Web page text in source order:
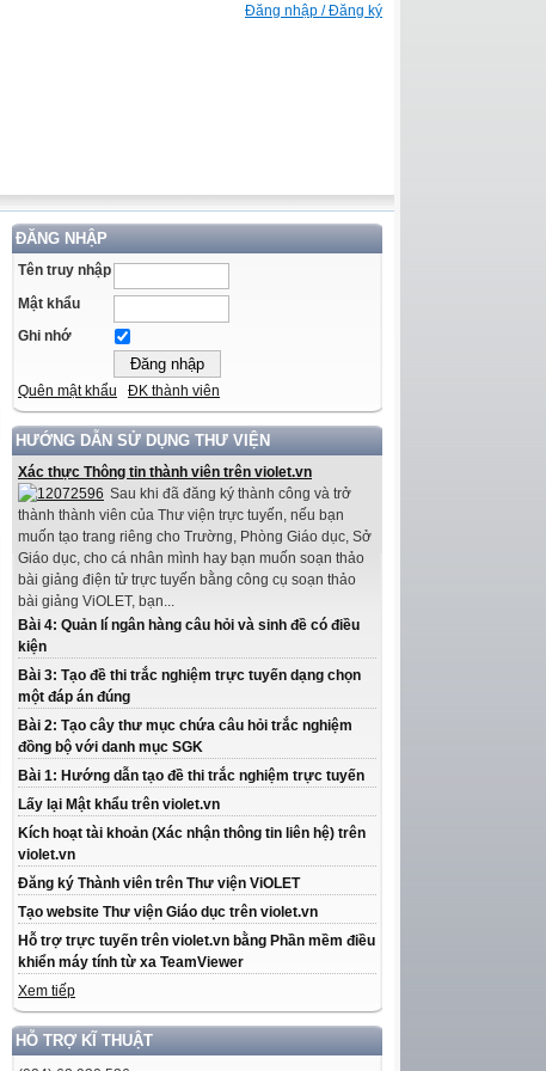
Đăng nhập / Đăng ký
ĐĂNG NHẬP
Tên truy nhập
Mật khẩu
Ghi nhớ
Quên mật khẩu ĐK thành viên
HƯỚNG DẪN SỬ DỤNG THƯ VIỆN
Xác thực Thông tin thành viên trên violet.vn
Sau khi đã đăng ký thành công và trở
thành thành viên của Thư viện trực tuyến, nếu bạn
muốn tạo trang riêng cho Trường, Phòng Giáo dục, Sở
Giáo dục, cho cá nhân mình hay bạn muốn soạn thảo
bài giảng điện tử trực tuyến bằng công cụ soạn thảo
bài giảng ViOLET, bạn...
Bài 4: Quản lí ngân hàng câu hỏi và sinh đề có điều
kiện
Bài 3: Tạo đề thi trắc nghiệm trực tuyến dạng chọn
một đáp án đúng
Bài 2: Tạo cây thư mục chứa câu hỏi trắc nghiệm
đồng bộ với danh mục SGK
Bài 1: Hướng dẫn tạo đề thi trắc nghiệm trực tuyến
Lấy lại Mật khẩu trên violet.vn
Kích hoạt tài khoản (Xác nhận thông tin liên hệ) trên
violet.vn
Đăng ký Thành viên trên Thư viện ViOLET
Tạo website Thư viện Giáo dục trên violet.vn
Hỗ trợ trực tuyến trên violet.vn bằng Phần mềm điều
khiển máy tính từ xa TeamViewer
Xem tiếp
HỖ TRỢ KĨ THUẬT